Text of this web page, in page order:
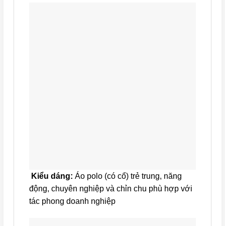
Kiểu dáng: Áo polo (có cổ) trẻ trung, năng
động, chuyên nghiệp và chỉn chu phù hợp với
tác phong doanh nghiệp